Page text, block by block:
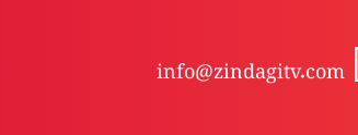
info@zindagitv.com